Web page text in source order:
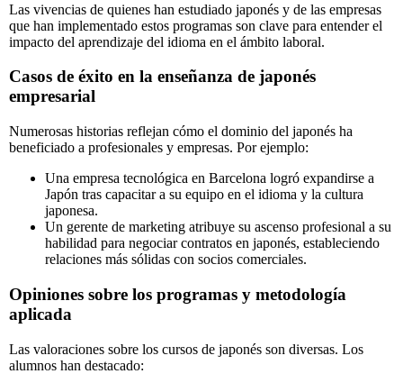
Las vivencias de quienes han estudiado japonés y de las empresas
que han implementado estos programas son clave para entender el
impacto del aprendizaje del idioma en el ámbito laboral.
Casos de éxito en la enseñanza de japonés
empresarial
Numerosas historias reflejan cómo el dominio del japonés ha
beneficiado a profesionales y empresas. Por ejemplo:
Una empresa tecnológica en Barcelona logró expandirse a
Japón tras capacitar a su equipo en el idioma y la cultura
japonesa.
Un gerente de marketing atribuye su ascenso profesional a su
habilidad para negociar contratos en japonés, estableciendo
relaciones más sólidas con socios comerciales.
Opiniones sobre los programas y metodología
aplicada
Las valoraciones sobre los cursos de japonés son diversas. Los
alumnos han destacado: